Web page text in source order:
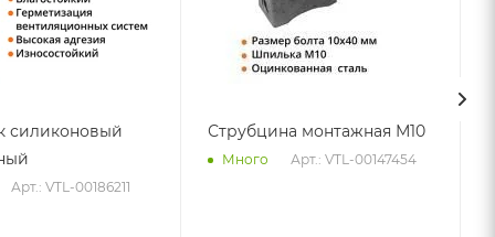
силиконовый
Арт.: VTL-00186211
Струбцина монтажная М10
Много Арт.: VTL-00147454